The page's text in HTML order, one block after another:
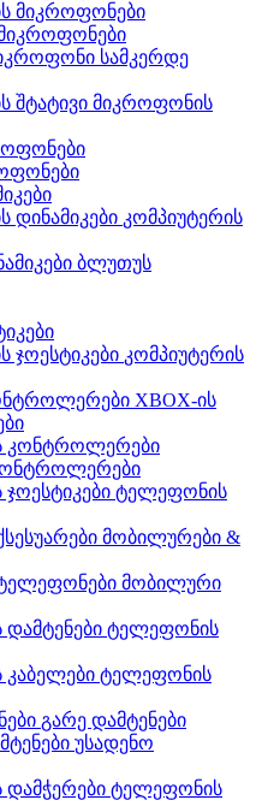
სამკერდე
მიკროფონის
კომპიუტერის
ბლუთუს
კომპიუტერის
XBOX-ის
კონტროლერები
ტელეფონის
მობილურები &
მობილური
ტელეფონის
ტელეფონის
გარე დამტენები
უსადენო
ტელეფონის